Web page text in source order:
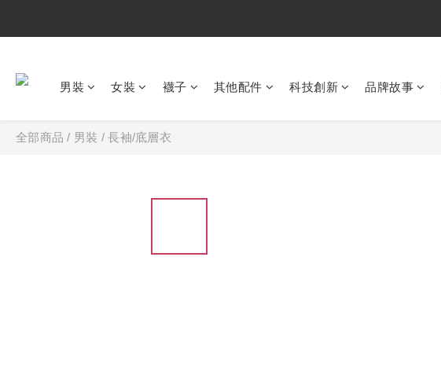
男裝 女裝 襪子 其他配件 科技創新 品牌故事
全部商品 / 男裝 /長袖/底層衣